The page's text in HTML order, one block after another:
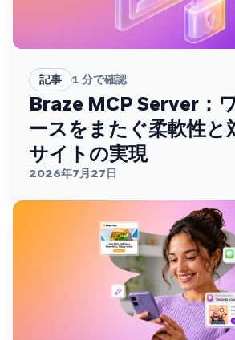
記事 1 分で確認
Braze MCP Server：
ースをまたぐ柔軟性と
サイトの実現
2026年7月27日